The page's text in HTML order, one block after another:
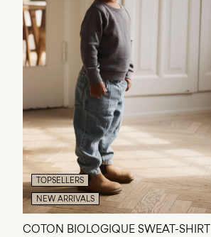
TOPSELLERS
NEW ARRIVALS
COTON BIOLOGIQUE SWEAT-SHIRT